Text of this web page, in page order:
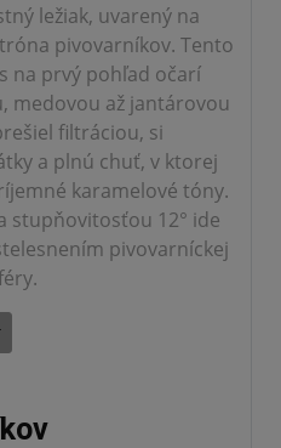
ležiak, uvarený na
pivovarníkov. Tento
na prvý pohľad očarí
medovou až jantárovou
filtráciou, si
a plnú chuť, v ktorej
karamelové tóny.
stupňovitosťou 12° ide
pivovarníckej